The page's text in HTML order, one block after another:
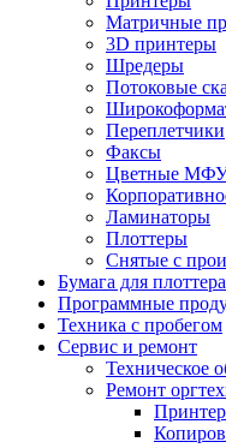
Матричные
3D принтеры
Шредеры
Потоковые
Переплетчики
Факсы
Цветные
Ламинаторы
Плоттеры
Снятые с
Бумага для плоттера
Программные
Техника с пробегом
Сервис и ремонт
Техническое
Ремонт